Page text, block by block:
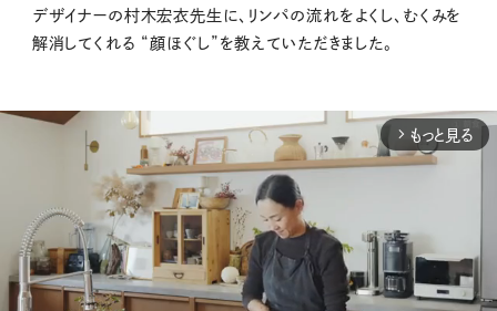
デザイナーの村木宏衣先生に、リンパの流れをよくし、むくみを
解消してくれる “顔ほぐし”を教えていただきました。
arrow_forward_ios もっと見る